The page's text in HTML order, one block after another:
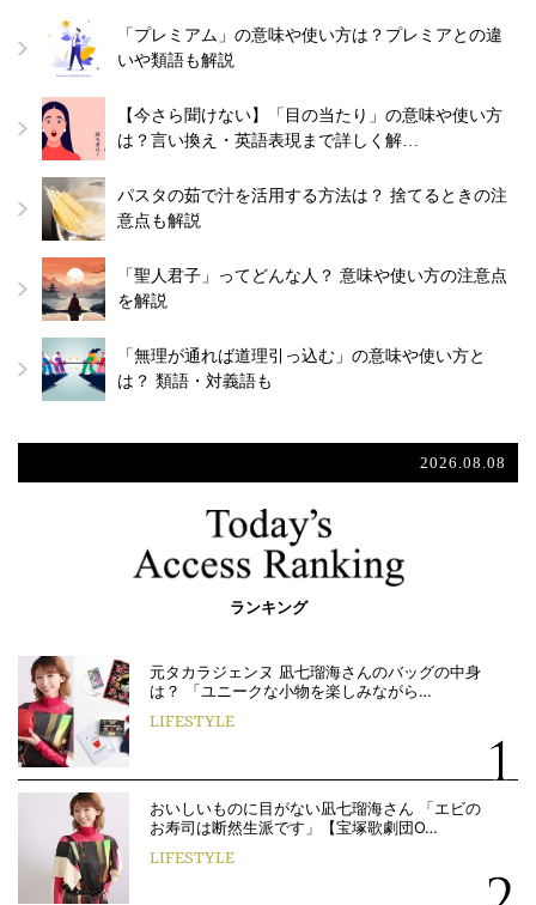
「プレミアム」の意味や使い方は？プレミアとの違
いや類語も解説
【今さら聞けない】「目の当たり」の意味や使い方
は？言い換え・英語表現まで詳しく解…
パスタの茹で汁を活用する方法は？ 捨てるときの注
意点も解説
「聖人君子」ってどんな人？ 意味や使い方の注意点
を解説
「無理が通れば道理引っ込む」の意味や使い方と
は？ 類語・対義語も
2026.08.08
ランキング
元タカラジェンヌ 凪七瑠海さんのバッグの中身
は？ 「ユニークな小物を楽しみながら…
LIFESTYLE
おいしいものに目がない凪七瑠海さん 「エビの
お寿司は断然生派です」【宝塚歌劇団O…
LIFESTYLE